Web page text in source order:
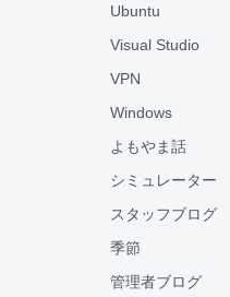
Ubuntu
Visual Studio
VPN
Windows
よもやま話
シミュレーター
スタッフブログ
季節
管理者ブログ